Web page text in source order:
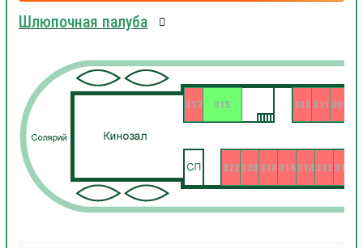
Шлюпочная палуба
309
310
311
312
313
314
315
316
317
318
320
322